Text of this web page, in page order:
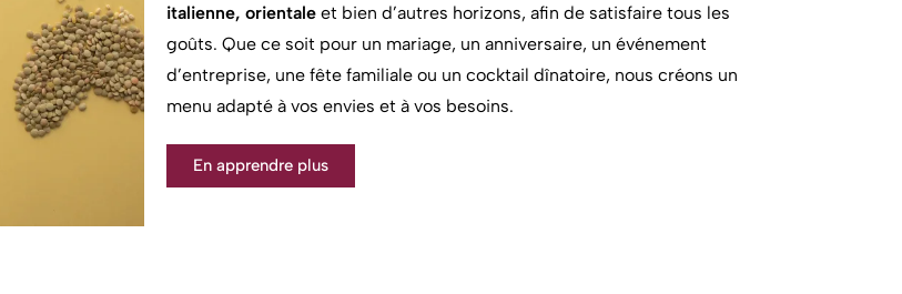
italienne, orientale et bien d’autres horizons, afin de satisfaire tous les
goûts. Que ce soit pour un mariage, un anniversaire, un événement
d’entreprise, une fête familiale ou un cocktail dînatoire, nous créons un
menu adapté à vos envies et à vos besoins.
En apprendre plus